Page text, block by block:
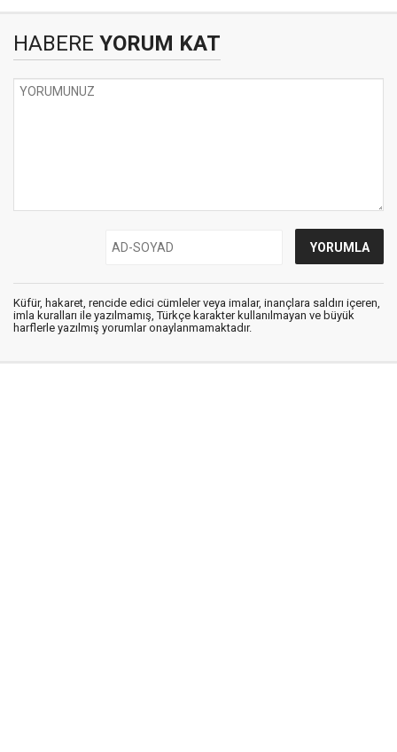
HABERE YORUM KAT
Küfür, hakaret, rencide edici cümleler veya imalar, inançlara saldırı içeren,
imla kuralları ile yazılmamış, Türkçe karakter kullanılmayan ve büyük
harflerle yazılmış yorumlar onaylanmamaktadır.